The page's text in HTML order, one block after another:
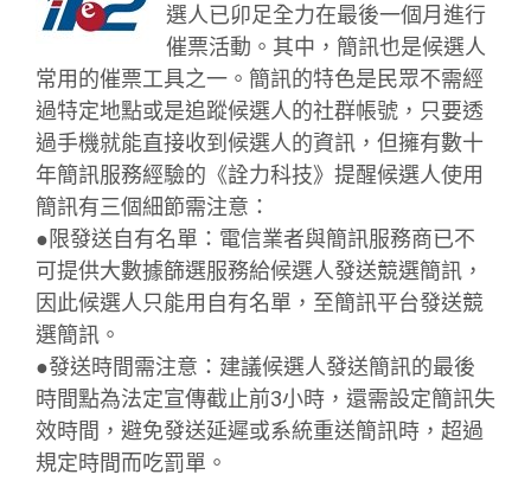
選人已卯足全力在最後一個月進行
催票活動。其中，簡訊也是候選人
常用的催票工具之一。簡訊的特色是民眾不需經
過特定地點或是追蹤候選人的社群帳號，只要透
過手機就能直接收到候選人的資訊，但擁有數十
年簡訊服務經驗的《詮力科技》提醒候選人使用
簡訊有三個細節需注意：
●限發送自有名單：電信業者與簡訊服務商已不
可提供大數據篩選服務給候選人發送競選簡訊，
因此候選人只能用自有名單，至簡訊平台發送競
選簡訊。
●發送時間需注意：建議候選人發送簡訊的最後
時間點為法定宣傳截止前3小時，還需設定簡訊失
效時間，避免發送延遲或系統重送簡訊時，超過
規定時間而吃罰單。